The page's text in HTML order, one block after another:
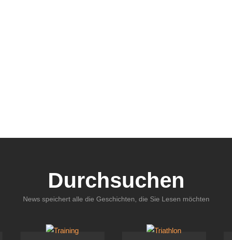
Durchsuchen
News speichert alle die Geschichten, die Sie Lesen möchten